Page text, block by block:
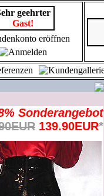
geehrter
Gast!
Sonderangebot
139.90EUR*